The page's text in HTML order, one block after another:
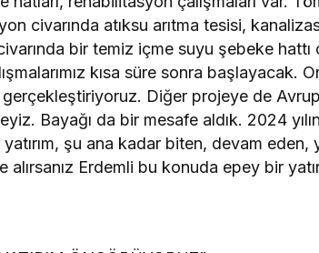
civarında atıksu arıtma tesisi,
bir temiz içme suyu şebeke hattı
kısa süre sonra başlayacak.
gerçekleştiriyoruz. Diğer projeye de
Bayağı da bir mesafe aldık. 2024
şu ana kadar biten, devam
alırsanız Erdemli bu konuda epey bir